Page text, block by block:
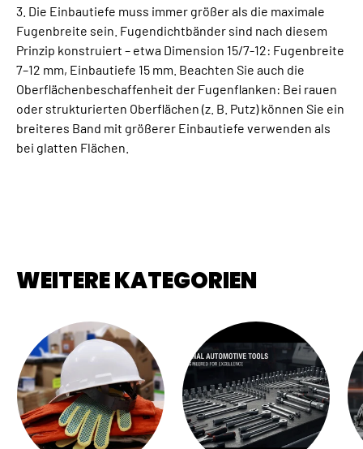
3. Die Einbautiefe muss immer größer als die maximale
Fugenbreite sein. Fugendichtbänder sind nach diesem
Prinzip konstruiert – etwa Dimension 15/7-12: Fugenbreite
7–12 mm, Einbautiefe 15 mm. Beachten Sie auch die
Oberflächenbeschaffenheit der Fugenflanken: Bei rauen
oder strukturierten Oberflächen (z. B. Putz) können Sie ein
breiteres Band mit größerer Einbautiefe verwenden als
bei glatten Flächen.
WEITERE KATEGORIEN